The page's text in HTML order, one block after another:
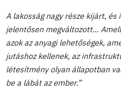
A lakosság nagy része kijárt,
jelentősen megváltozott…
azok az anyagi lehetőségek,
jutáshoz kellenek, az
létesítmény olyan állapotban
be a lábát az ember.”